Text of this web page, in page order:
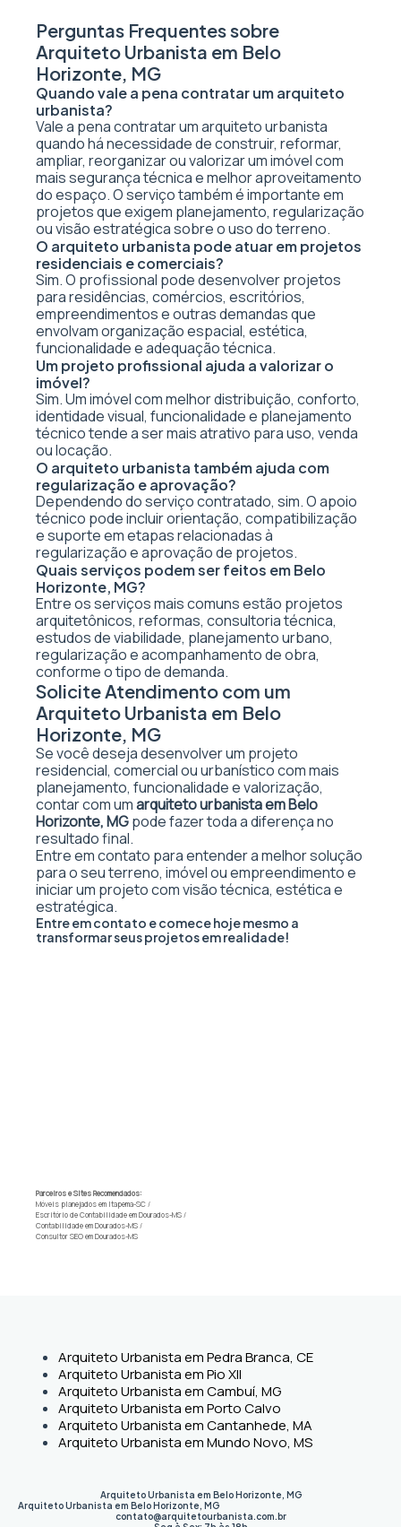
Perguntas Frequentes sobre
Arquiteto Urbanista em Belo
Horizonte, MG
Quando vale a pena contratar um arquiteto
urbanista?
Vale a pena contratar um arquiteto urbanista
quando há necessidade de construir, reformar,
ampliar, reorganizar ou valorizar um imóvel com
mais segurança técnica e melhor aproveitamento
do espaço. O serviço também é importante em
projetos que exigem planejamento, regularização
ou visão estratégica sobre o uso do terreno.
O arquiteto urbanista pode atuar em projetos
residenciais e comerciais?
Sim. O profissional pode desenvolver projetos
para residências, comércios, escritórios,
empreendimentos e outras demandas que
envolvam organização espacial, estética,
funcionalidade e adequação técnica.
Um projeto profissional ajuda a valorizar o
imóvel?
Sim. Um imóvel com melhor distribuição, conforto,
identidade visual, funcionalidade e planejamento
técnico tende a ser mais atrativo para uso, venda
ou locação.
O arquiteto urbanista também ajuda com
regularização e aprovação?
Dependendo do serviço contratado, sim. O apoio
técnico pode incluir orientação, compatibilização
e suporte em etapas relacionadas à
regularização e aprovação de projetos.
Quais serviços podem ser feitos em Belo
Horizonte, MG?
Entre os serviços mais comuns estão projetos
arquitetônicos, reformas, consultoria técnica,
estudos de viabilidade, planejamento urbano,
regularização e acompanhamento de obra,
conforme o tipo de demanda.
Solicite Atendimento com um
Arquiteto Urbanista em Belo
Horizonte, MG
Se você deseja desenvolver um projeto
residencial, comercial ou urbanístico com mais
planejamento, funcionalidade e valorização,
contar com umarquiteto urbanista em Belo
Horizonte, MGpode fazer toda a diferença no
resultado final.
Entre em contato para entender a melhor solução
para o seu terreno, imóvel ou empreendimento e
iniciar um projeto com visão técnica, estética e
estratégica.
Entre em contato e comece hoje mesmo a
transformar seus projetos em realidade!
Parceiros e Sites Recomendados:
Móveis planejados em Itapema-SC /
Escritório de Contabilidade em Dourados-MS /
Contabilidade em Dourados-MS /
Consultor SEO em Dourados-MS
Arquiteto Urbanista em Pedra Branca, CE
Arquiteto Urbanista em Pio XII
Arquiteto Urbanista em Cambuí, MG
Arquiteto Urbanista em Porto Calvo
Arquiteto Urbanista em Cantanhede, MA
Arquiteto Urbanista em Mundo Novo, MS
Arquiteto Urbanista em Belo Horizonte, MG
Arquiteto Urbanista em Belo Horizonte, MG
contato@arquitetourbanista.com.br